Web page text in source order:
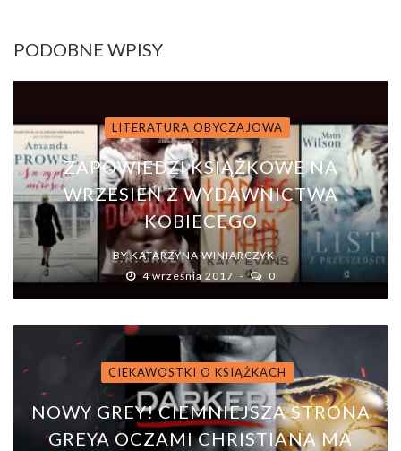
PODOBNE WPISY
LITERATURA OBYCZAJOWA
ZAPOWIEDZI KSIĄŻKOWE NA
WRZESIEŃ Z WYDAWNICTWA
KOBIECEGO
BYKATARZYNA WINIARCZYK
4 września 2017
0
CIEKAWOSTKI O KSIĄŻKACH
NOWY GREY! CIEMNIEJSZA STRONA
GREYA OCZAMI CHRISTIANA MA